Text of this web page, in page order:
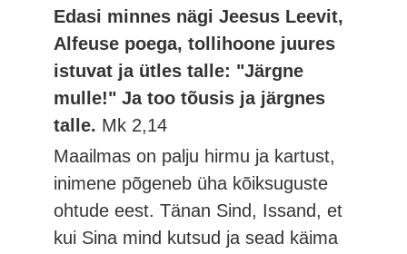
Edasi minnes nägi Jeesus Leevit,
Alfeuse poega, tollihoone juures
istuvat ja ütles talle: "Järgne
mulle!" Ja too tõusis ja järgnes
talle. Mk 2,14
Maailmas on palju hirmu ja kartust,
inimene põgeneb üha kõiksuguste
ohtude eest. Tänan Sind, Issand, et
kui Sina mind kutsud ja sead käima